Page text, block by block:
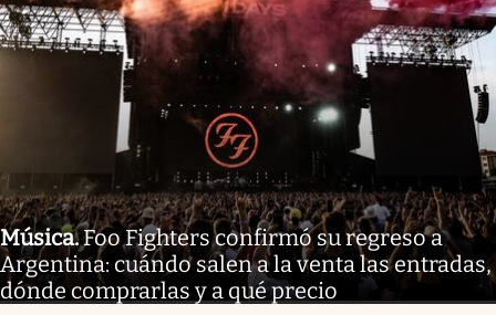
Música.Foo Fighters confirmó su regreso a
Argentina: cuándo salen a la venta las entradas,
dónde comprarlas y a qué precio